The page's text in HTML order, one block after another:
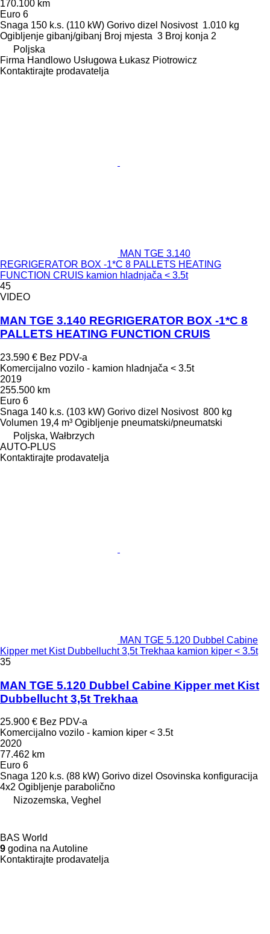
170.100 km
Euro 6
Snaga 150 k.s. (110 kW) Gorivo dizel Nosivost 1.010 kg
Ogibljenje gibanj/gibanj Broj mjesta 3 Broj konja 2
Poljska
Firma Handlowo Usługowa Łukasz Piotrowicz
Kontaktirajte prodavatelja
MAN TGE 3.140
REGRIGERATOR BOX -1*C 8 PALLETS HEATING
FUNCTION CRUIS kamion hladnjača < 3.5t
45
VIDEO
MAN TGE 3.140 REGRIGERATOR BOX -1*C 8
PALLETS HEATING FUNCTION CRUIS
23.590 € Bez PDV-a
Komercijalno vozilo - kamion hladnjača < 3.5t
2019
255.500 km
Euro 6
Snaga 140 k.s. (103 kW) Gorivo dizel Nosivost 800 kg
Volumen 19,4 m³ Ogibljenje pneumatski/pneumatski
Poljska, Wałbrzych
AUTO-PLUS
Kontaktirajte prodavatelja
MAN TGE 5.120 Dubbel Cabine
Kipper met Kist Dubbellucht 3,5t Trekhaa kamion kiper < 3.5t
35
MAN TGE 5.120 Dubbel Cabine Kipper met Kist
Dubbellucht 3,5t Trekhaa
25.900 € Bez PDV-a
Komercijalno vozilo - kamion kiper < 3.5t
2020
77.462 km
Euro 6
Snaga 120 k.s. (88 kW) Gorivo dizel Osovinska konfiguracija
4x2 Ogibljenje parabolično
Nizozemska, Veghel
BAS World
9 godina na Autoline
Kontaktirajte prodavatelja